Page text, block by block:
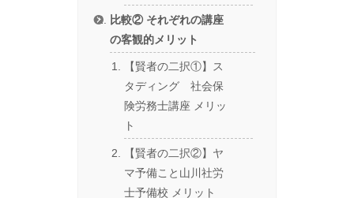
比較② それぞれの講座
の客観的メリット
【賢者の二択①】ス
タディング 社会保
険労務士講座 メリッ
ト
【賢者の二択②】ヤ
マ予備こと山川社労
士予備校 メリット